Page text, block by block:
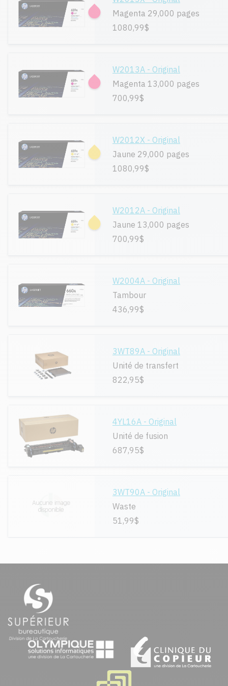
Magenta 29,000 pages
1080,99$
W2013A - Original
Magenta 13,000 pages
700,99$
W2012X - Original
Jaune 29,000 pages
1080,99$
W2012A - Original
Jaune 13,000 pages
700,99$
W2004A - Original
Tambour
436,99$
3WT89A - Original
Unité de transfert
822,95$
4YL16A - Original
Unité de fusion
687,95$
3WT90A - Original
Waste
51,99$